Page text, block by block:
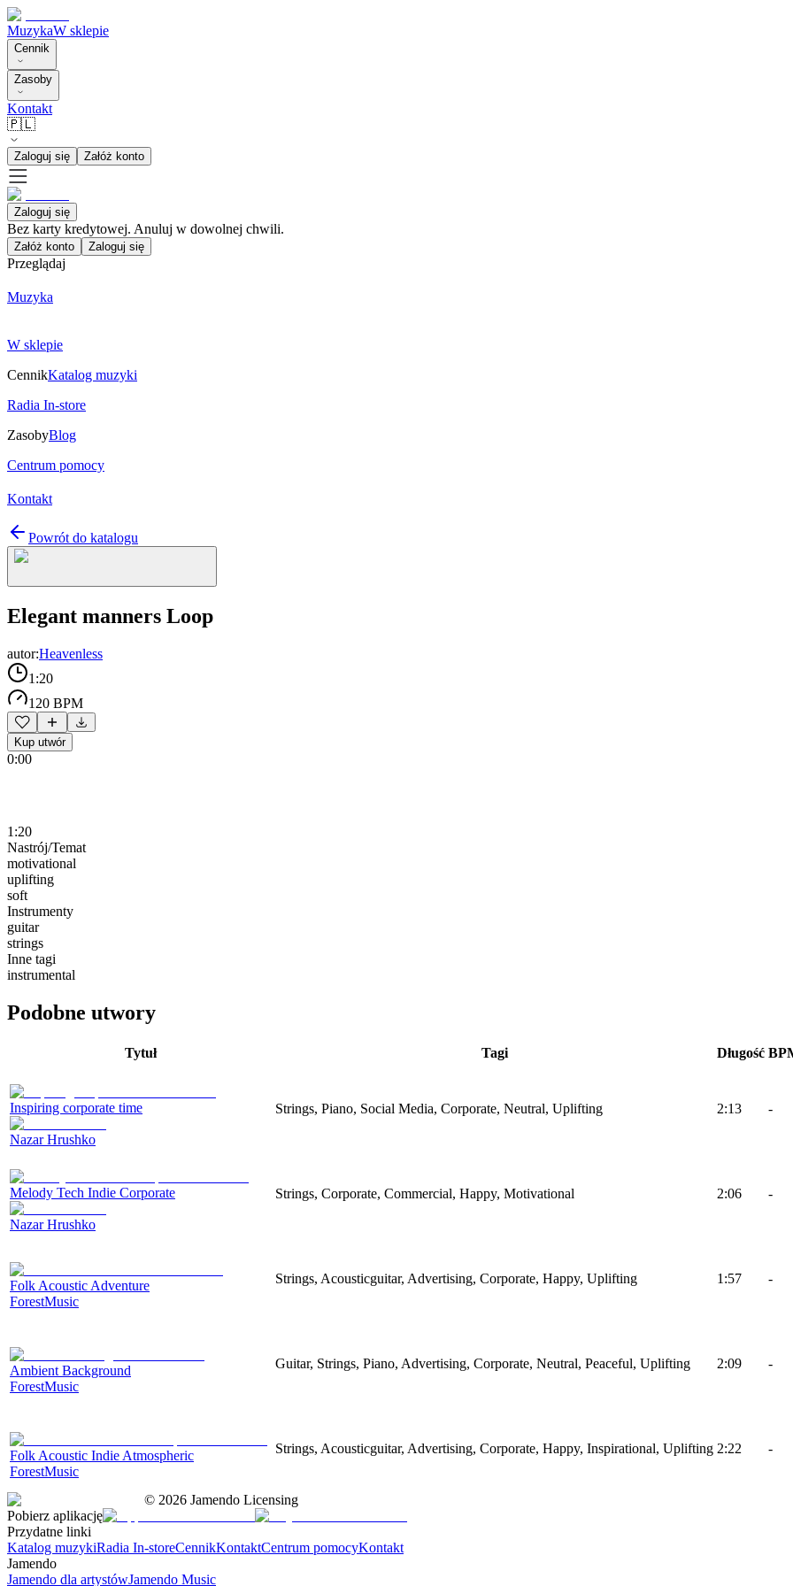
MuzykaW sklepie
Cennik
Zasoby
Kontakt
🇵🇱
Zaloguj się Załóż konto
Zaloguj się
Bez karty kredytowej. Anuluj w dowolnej chwili.
Załóż konto Zaloguj się
Przeglądaj
Muzyka
W sklepie
CennikKatalog muzyki
Radia In-store
ZasobyBlog
Centrum pomocy
Kontakt
Powrót do katalogu
Elegant manners Loop
autor:Heavenless
1:20
120 BPM
Kup utwór
0:00
1:20
Nastrój/Temat
motivational
uplifting
soft
Instrumenty
guitar
strings
Inne tagi
instrumental
Podobne utwory
Tytuł Tagi Długość
Inspiring corporate time
Nazar Hrushko
Strings, Piano, Social Media, Corporate, Neutral, Uplifting 2:13 -
Melody Tech Indie Corporate
Nazar Hrushko
Strings, Corporate, Commercial, Happy, Motivational 2:06 -
Folk Acoustic Adventure
ForestMusic
Strings, Acousticguitar, Advertising, Corporate, Happy, Uplifting 1:57 -
Ambient Background
ForestMusic
Guitar, Strings, Piano, Advertising, Corporate, Neutral, Peaceful, Uplifting 2:09 -
Folk Acoustic Indie Atmospheric
ForestMusic
Strings, Acousticguitar, Advertising, Corporate, Happy, Inspirational, Uplifting 2:22 -
© 2026 Jamendo Licensing
Pobierz aplikację
Przydatne linki
Katalog muzykiRadia In-storeCennikKontaktCentrum pomocyKontakt
Jamendo
Jamendo dla artystówJamendo Music